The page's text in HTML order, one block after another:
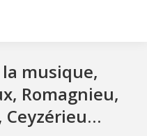
la musique,
Romagnieu,
Ceyzérieu…